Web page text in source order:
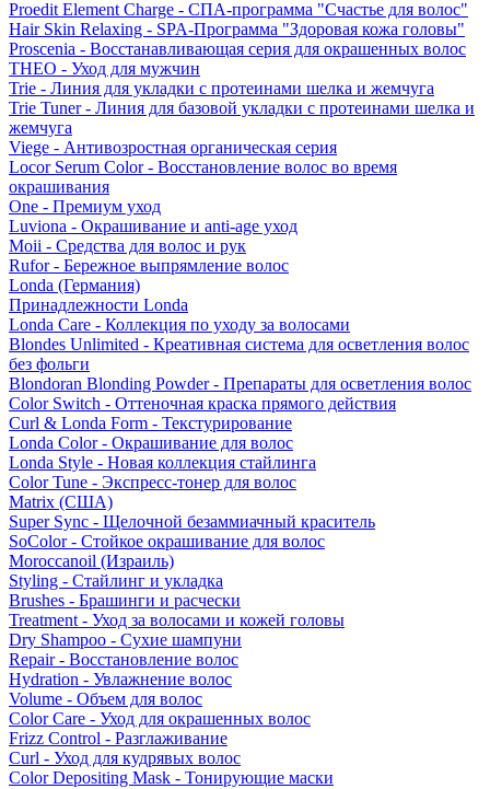
Proedit Element Charge - СПА-программа "Счастье для волос"
Hair Skin Relaxing - SPA-Программа "Здоровая кожа головы"
Proscenia - Восстанавливающая серия для окрашенных волос
THEO - Уход для мужчин
Trie - Линия для укладки с протеинами шелка и жемчуга
Trie Tuner - Линия для базовой укладки с протеинами шелка и
жемчуга
Viege - Антивозростная органическая серия
Locor Serum Color - Восстановление волос во время
окрашивания
One - Премиум уход
Luviona - Окрашивание и anti-age уход
Moii - Средства для волос и рук
Rufor - Бережное выпрямление волос
Londa (Германия)
Принадлежности Londa
Londa Care - Коллекция по уходу за волосами
Blondes Unlimited - Креативная система для осветления волос
без фольги
Blondoran Blonding Powder - Препараты для осветления волос
Color Switch - Оттеночная краска прямого действия
Curl & Londa Form - Текстурирование
Londa Color - Окрашивание для волос
Londa Style - Новая коллекция стайлинга
Color Tune - Экспресс-тонер для волос
Matrix (США)
Super Sync - Щелочной безаммиачный краситель
SoColor - Стойкое окрашивание для волос
Moroccanoil (Израиль)
Styling - Стайлинг и укладка
Brushes - Брашинги и расчески
Treatment - Уход за волосами и кожей головы
Dry Shampoo - Сухие шампуни
Repair - Восстановление волос
Hydration - Увлажнение волос
Volume - Объем для волос
Color Care - Уход для окрашенных волос
Frizz Control - Разглаживание
Curl - Уход для кудрявых волос
Color Depositing Mask - Тонирующие маски